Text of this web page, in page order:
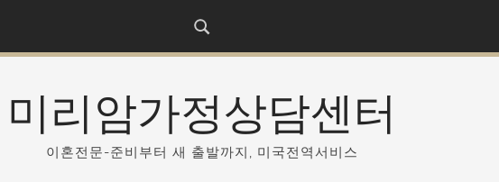
미리암가정상담센터
이혼전문-준비부터 새 출발까지, 미국전역서비스